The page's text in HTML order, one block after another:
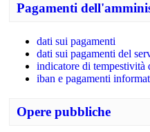
Pagamenti
dati sui pagamenti
dati sui pagamenti del
indicatore di tempestività
iban e pagamenti
Opere pubbliche